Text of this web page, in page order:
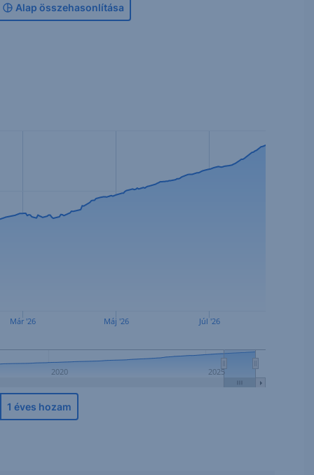
Alap összehasonlítása
Már '26 Máj '26 Júl '26
2020 2025
1 éves hozam